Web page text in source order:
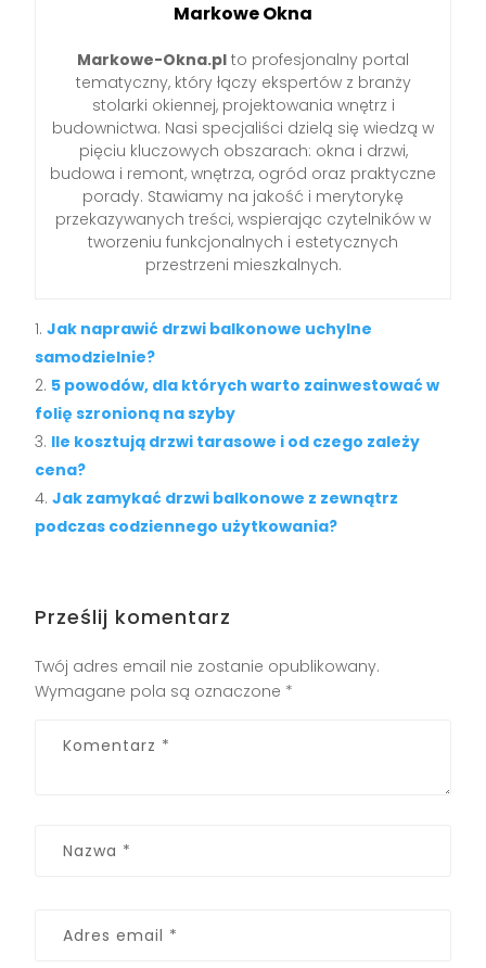
Markowe Okna
Markowe-Okna.pl to profesjonalny portal
tematyczny, który łączy ekspertów z branży
stolarki okiennej, projektowania wnętrz i
budownictwa. Nasi specjaliści dzielą się wiedzą w
pięciu kluczowych obszarach: okna i drzwi,
budowa i remont, wnętrza, ogród oraz praktyczne
porady. Stawiamy na jakość i merytorykę
przekazywanych treści, wspierając czytelników w
tworzeniu funkcjonalnych i estetycznych
przestrzeni mieszkalnych.
Jak naprawić drzwi balkonowe uchylne
samodzielnie?
5 powodów, dla których warto zainwestować w
folię szronioną na szyby
Ile kosztują drzwi tarasowe i od czego zależy
cena?
Jak zamykać drzwi balkonowe z zewnątrz
podczas codziennego użytkowania?
Prześlij komentarz
Twój adres email nie zostanie opublikowany.
Wymagane pola są oznaczone *